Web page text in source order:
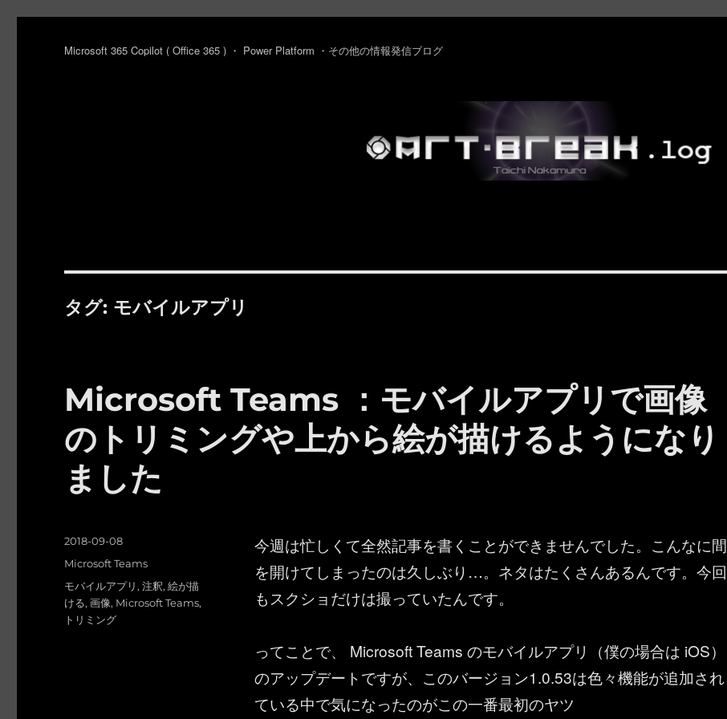
Microsoft 365 Copilot ( Office 365 ) ・ Power Platform ・その他の情報発信ブログ
タグ: モバイルアプリ
Microsoft Teams ：モバイルアプリで画像
のトリミングや上から絵が描けるようになり
ました
今週は忙しくて全然記事を書くことができませんでした。こんなに間
を開けてしまったのは久しぶり…。ネタはたくさんあるんです。今回
もスクショだけは撮っていたんです。
ってことで、 Microsoft Teams のモバイルアプリ（僕の場合は iOS）
のアップデートですが、このバージョン1.0.53は色々機能が追加され
ている中で気になったのがこの一番最初のヤツ
投
2018-09-08
カ
リ
Microsoft Teams
タ
グ
モバイルアプリ ,注釈,絵が描
ける,画像, Microsoft Teams,
トリミング